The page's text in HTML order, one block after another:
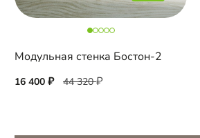
Модульная стенка Бостон-2
16 400 44 320